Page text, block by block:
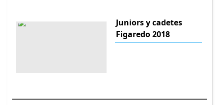
Juniors y cadetes
Figaredo 2018